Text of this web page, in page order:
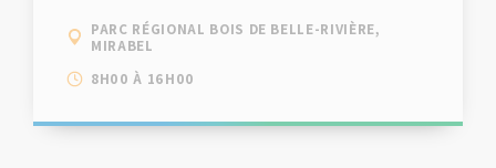
PARC RÉGIONAL BOIS DE BELLE-RIVIÈRE,
MIRABEL
8H00 À 16H00